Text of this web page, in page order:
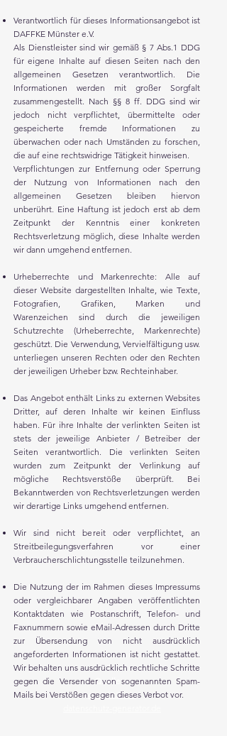
Quellen:
e-recht24.de
Verantwortlich für dieses Informationsangebot ist
DAFFKE Münster e.V.
Als Dienstleister sind wir gemäß § 7 Abs.1 DDG
für eigene Inhalte auf diesen Seiten nach den
allgemeinen Gesetzen verantwortlich. Die
Informationen werden mit großer Sorgfalt
zusammengestellt. Nach §§ 8 ff. DDG sind wir
jedoch nicht verpflichtet, übermittelte oder
gespeicherte fremde Informationen zu
überwachen oder nach Umständen zu forschen,
die auf eine rechtswidrige Tätigkeit hinweisen.
Verpflichtungen zur Entfernung oder Sperrung
der Nutzung von Informationen nach den
allgemeinen Gesetzen bleiben hiervon
unberührt. Eine Haftung ist jedoch erst ab dem
Zeitpunkt der Kenntnis einer konkreten
Rechtsverletzung möglich, diese Inhalte werden
wir dann umgehend entfernen.
Urheberrechte und Markenrechte: Alle auf
dieser Website dargestellten Inhalte, wie Texte,
Fotografien, Grafiken, Marken und
Warenzeichen sind durch die jeweiligen
Schutzrechte (Urheberrechte, Markenrechte)
geschützt. Die Verwendung, Vervielfältigung usw.
unterliegen unseren Rechten oder den Rechten
der jeweiligen Urheber bzw. Rechteinhaber.
Das Angebot enthält Links zu externen Websites
Dritter, auf deren Inhalte wir keinen Einfluss
haben. Für ihre Inhalte der verlinkten Seiten ist
stets der jeweilige Anbieter / Betreiber der
Seiten verantwortlich. Die verlinkten Seiten
wurden zum Zeitpunkt der Verlinkung auf
mögliche Rechtsverstöße überprüft. Bei
Bekanntwerden von Rechtsverletzungen werden
wir derartige Links umgehend entfernen.
Wir sind nicht bereit oder verpflichtet, an
Streitbeilegungsverfahren vor einer
Verbraucherschlichtungsstelle teilzunehmen.
Die Nutzung der im Rahmen dieses Impressums
oder vergleichbarer Angaben veröffentlichten
Kontaktdaten wie Postanschrift, Telefon- und
Faxnummern sowie eMail-Adressen durch Dritte
zur Übersendung von nicht ausdrücklich
angeforderten Informationen ist nicht gestattet.
Wir behalten uns ausdrücklich rechtliche Schritte
gegen die Versender von sogenannten Spam-
Mails bei Verstößen gegen dieses Verbot vor.